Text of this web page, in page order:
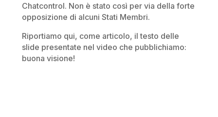
Chatcontrol. Non è stato così per via della forte
opposizione di alcuni Stati Membri.
Riportiamo qui, come articolo, il testo delle
slide presentate nel video che pubblichiamo:
buona visione!